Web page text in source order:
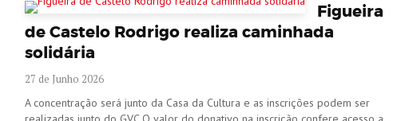
Figueira
de Castelo Rodrigo realiza caminhada
solidária
27 de Junho 2026
A concentração será junto da Casa da Cultura e as inscrições podem ser